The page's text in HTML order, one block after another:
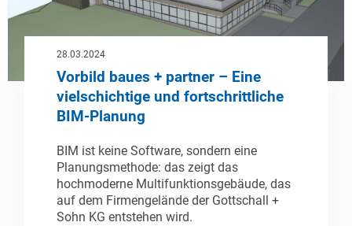
28.03.2024
Vorbild baues + partner – Eine
vielschichtige und fortschrittliche
BIM-Planung
BIM ist keine Software, sondern eine
Planungsmethode: das zeigt das
hochmoderne Multifunktionsgebäude, das
auf dem Firmengelände der Gottschall +
Sohn KG entstehen wird.